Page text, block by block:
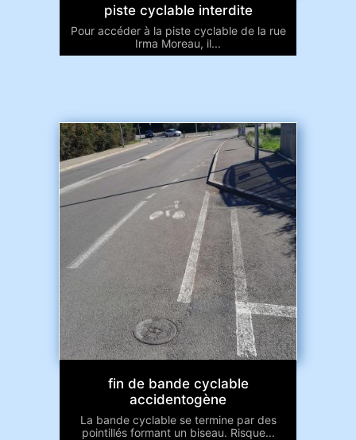
piste cyclable interdite
Pour accéder à la piste cyclable de la rue
Irma Moreau, il...
fin de bande cyclable
accidentogène
La bande cyclable se termine par des
pointillés formant un biseau. Risque...